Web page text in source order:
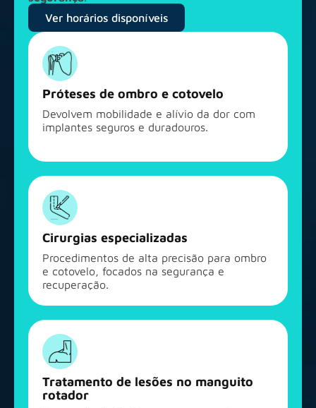
Ver horários disponíveis
Próteses de ombro e cotovelo
Devolvem mobilidade e alívio da dor com
implantes seguros e duradouros.
Cirurgias especializadas
Procedimentos de alta precisão para ombro
e cotovelo, focados na segurança e
recuperação.
Tratamento de lesões no manguito
rotador